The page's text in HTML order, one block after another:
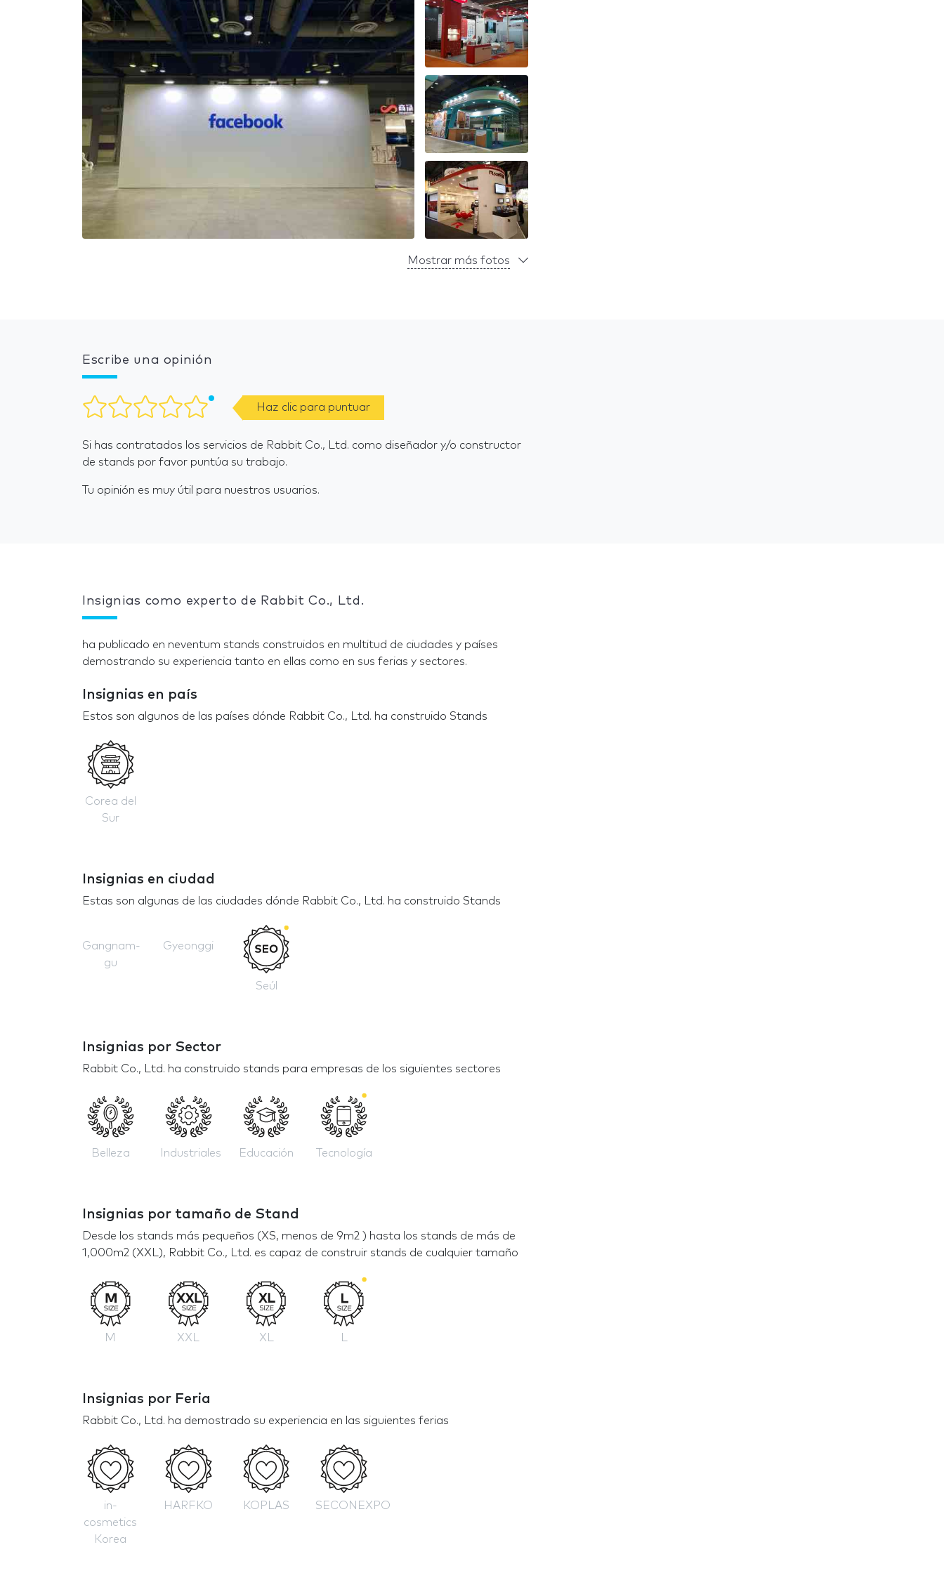
Mostrar más fotos
Escribe una opinión
Haz clic para puntuar
Si has contratados los servicios de Rabbit Co., Ltd. como diseñador y/o constructor
de stands por favor puntúa su trabajo.
Tu opinión es muy útil para nuestros usuarios.
Insignias como experto de Rabbit Co., Ltd.
ha publicado en neventum stands construidos en multitud de ciudades y países
demostrando su experiencia tanto en ellas como en sus ferias y sectores.
Insignias en país
Estos son algunos de las países dónde Rabbit Co., Ltd. ha construido Stands
Corea del
Sur
Insignias en ciudad
Estas son algunas de las ciudades dónde Rabbit Co., Ltd. ha construido Stands
Gangnam-
gu
Gyeonggi
Seúl
Insignias por Sector
Rabbit Co., Ltd. ha construido stands para empresas de los siguientes sectores
Belleza Industriales Educación Tecnología
Insignias por tamaño de Stand
Desde los stands más pequeños (XS, menos de 9m2 ) hasta los stands de más de
1,000m2 (XXL), Rabbit Co., Ltd. es capaz de construir stands de cualquier tamaño
M XXL XL L
Insignias por Feria
Rabbit Co., Ltd. ha demostrado su experiencia en las siguientes ferias
in-
cosmetics
Korea
HARFKO KOPLAS SECONEXPO